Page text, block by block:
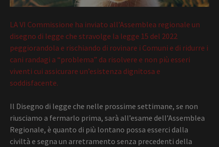
LA VI Commissione ha inviato all’Assemblea regionale un
disegno di legge che stravolge la legge 15 del 2022
peggiorandola e rischiando di rovinare i Comuni e di ridurre i
cani randagi a “problema” da risolvere e non più esseri
viventi cui assicurare un’esistenza dignitosa e
soddisfacente.
Il Disegno di legge che nelle prossime settimane, se non
riusciamo a fermarlo prima, sarà all’esame dell’Assemblea
Regionale, è quanto di più lontano possa esserci dalla
civiltà e segna un arretramento senza precedenti della